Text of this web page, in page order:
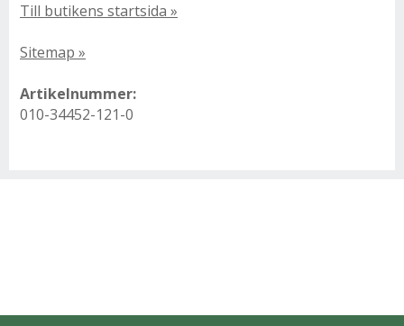
Till butikens startsida »
Sitemap »
Artikelnummer:
010-34452-121-0